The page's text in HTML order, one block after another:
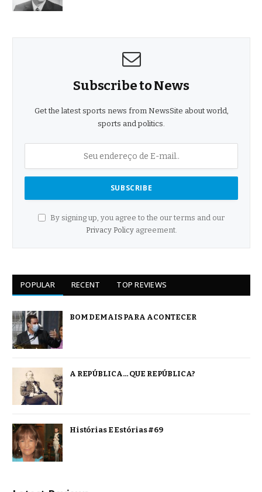
Subscribe to News
Get the latest sports news from NewsSite about world,
sports and politics.
By signing up, you agree to the our terms and our
Privacy Policyagreement.
POPULAR RECENT TOP REVIEWS
BOM DEMAIS PARA ACONTECER
A REPÚBLICA… QUE REPÚBLICA?
Histórias E Estórias #69